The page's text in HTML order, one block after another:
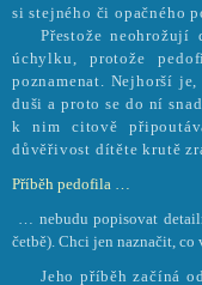
si stejného či opačného
Přestože neohrožují
úchylku, protože
poznamenat. Nejhorší
duši a proto se do ní
k nim citově
důvěřivost dítěte krutě
Příběh pedofila …
… nebudu popisovat
četbě). Chci jen naznačit, co
Jeho příběh začíná